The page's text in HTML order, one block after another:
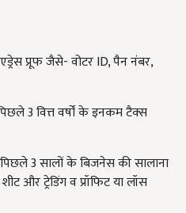
प्रूफ जैसे- वोटर ID, पैन नंबर,
3 वित्त वर्षों के इनकम टैक्‍स
3 सालों के बिजनेस की सालाना
और ट्रेडिंग व प्रॉफिट या लॉस